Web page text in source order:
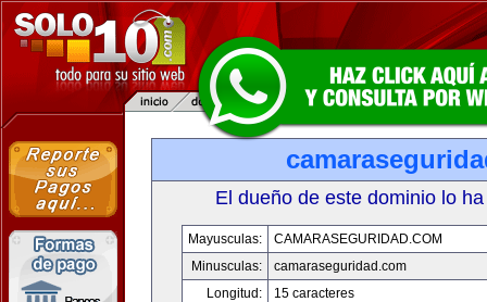
El dueño de este dominio lo
Mayusculas:
CAMARASEGURIDAD.COM
Minusculas:
camaraseguridad.com
Longitud:
15 caracteres